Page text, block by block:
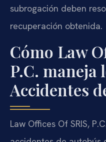
subrogación deben
recuperación obtenida.
Cómo Law
P.C. maneja
Accidentes
Law Offices Of SRIS,